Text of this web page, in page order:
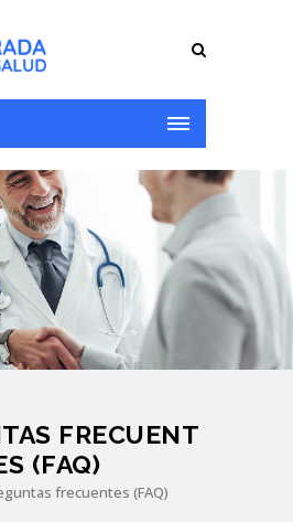
FRECUENT
(FAQ)
frecuentes (FAQ)